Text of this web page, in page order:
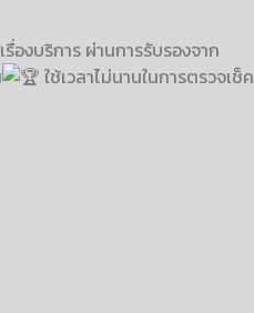
งบริการ ผ่านการรับรองจาก
ใช้เวลาไม่นานในการตรวจเช็ค